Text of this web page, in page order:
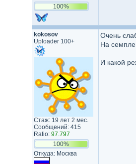
100%
kokosov
Uploader 100+
Стаж: 19 лет 2 мес.
Сообщений: 415
Ratio: 97.797
100%
Откуда: Москва
Очень
На семпле
И какой